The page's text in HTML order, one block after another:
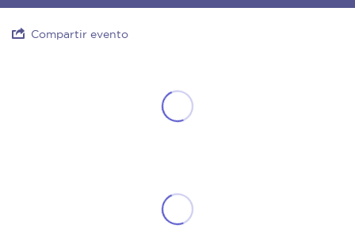
Compartir evento